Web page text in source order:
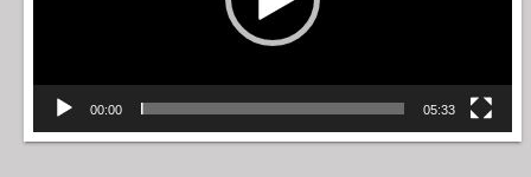
00:00 05:33